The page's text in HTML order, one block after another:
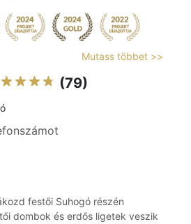
Mutass többet >>
(79)
festői Suhogó részén
dombok és erdős ligetek veszik